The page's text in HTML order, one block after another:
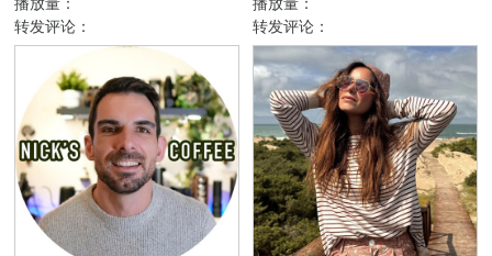
转发评论：
转发评论：